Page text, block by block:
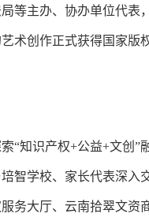
等主办、协办单位代表
术创作正式获得国家版
“知识产权+公益+文创”
智学校、家长代表深入
务大厅、云南拾翠文资